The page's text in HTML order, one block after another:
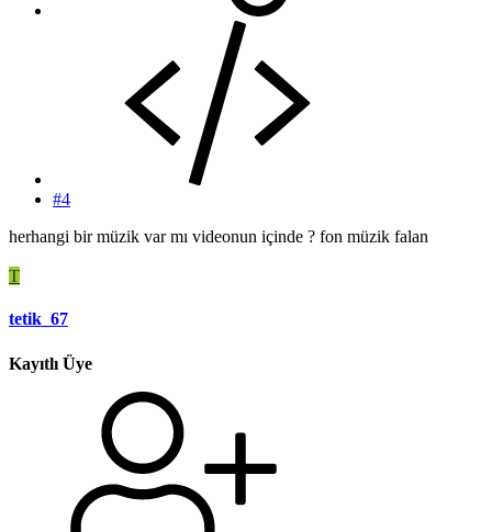
#4
herhangi bir müzik var mı videonun içinde ? fon müzik falan
T
tetik_67
Kayıtlı Üye